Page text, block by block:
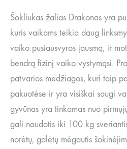
Šokliukas žalias Drakonas yra
kuris vaikams teikia daug
vaiko pusiausvyros jausmą, ir
bendrą fizinį vaiko vystymąsi.
patvarios medžiagos, kuri taip
pakuotėse ir yra visiškai saugi
gyvūnas yra tinkamas nuo
gali naudotis iki 100 kg
norėtų, galėtų mėgautis